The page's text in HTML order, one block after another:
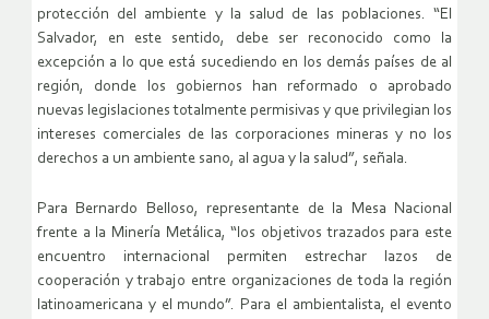
protección del ambiente y la salud de las poblaciones. “El
Salvador, en este sentido, debe ser reconocido como la
excepción a lo que está sucediendo en los demás países de al
región, donde los gobiernos han reformado o aprobado
nuevas legislaciones totalmente permisivas y que privilegian los
intereses comerciales de las corporaciones mineras y no los
derechos a un ambiente sano, al agua y la salud”, señala.
Para Bernardo Belloso, representante de la Mesa Nacional
frente a la Minería Metálica, “los objetivos trazados para este
encuentro internacional permiten estrechar lazos de
cooperación y trabajo entre organizaciones de toda la región
latinoamericana y el mundo”. Para el ambientalista, el evento